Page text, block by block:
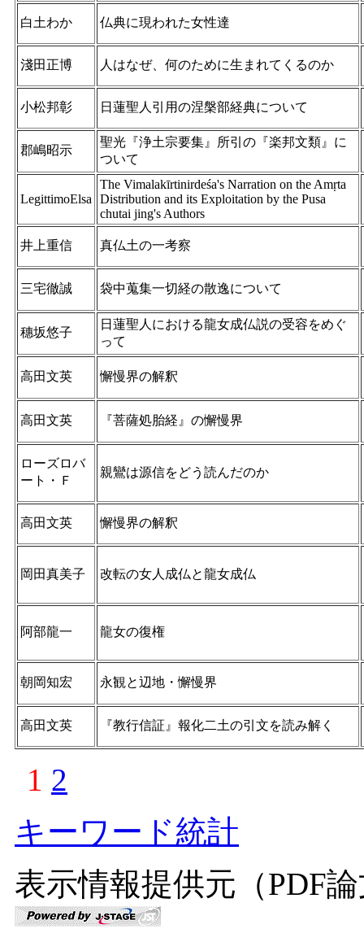
白土わか 仏典に現われた女性達
淺田正博 人はなぜ、何のために生まれてくるのか
小松邦彰 日蓮聖人引用の涅槃部経典について
郡嶋昭示
聖光『浄土宗要集』所引の『楽邦文類』に
ついて
LegittimoElsa
The Vimalakīrtinirdeśa's Narration on the Amṛta
Distribution and its Exploitation by the Pusa
chutai jing's Authors
井上重信 真仏土の一考察
三宅徹誠 袋中蒐集一切経の散逸について
穗坂悠子
日蓮聖人における龍女成仏説の受容をめぐ
って
高田文英 懈慢界の解釈
高田文英 『菩薩処胎経』の懈慢界
ローズロバ
ート・Ｆ
親鸞は源信をどう読んだのか
高田文英 懈慢界の解釈
岡田真美子 改転の女人成仏と龍女成仏
阿部龍一 龍女の復権
朝岡知宏 永観と辺地・懈慢界
高田文英 『教行信証』報化二土の引文を読み解く
1 2
キーワード統計
表示情報提供元（PDF